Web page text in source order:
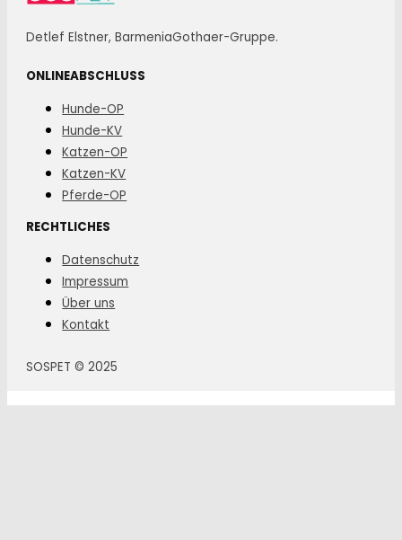
Detlef Elstner, BarmeniaGothaer-Gruppe.
ONLINEABSCHLUSS
Hunde-OP
Hunde-KV
Katzen-OP
Katzen-KV
Pferde-OP
RECHTLICHES
Datenschutz
Impressum
Über uns
Kontakt
SOSPET © 2025